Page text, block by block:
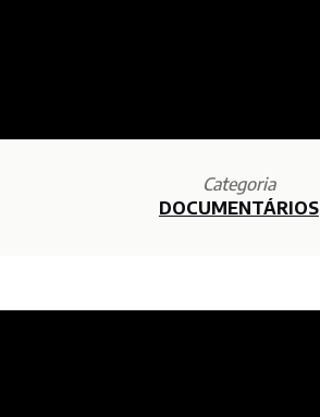
Categoria
DOCUMENTÁRIOS